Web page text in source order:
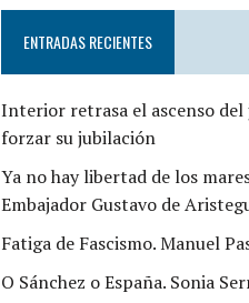
ENTRADAS RECIENTES
Interior retrasa el ascenso del
forzar su jubilación
Ya no hay libertad de los
Embajador Gustavo de
Fatiga de Fascismo. Manuel
O Sánchez o España. Sonia